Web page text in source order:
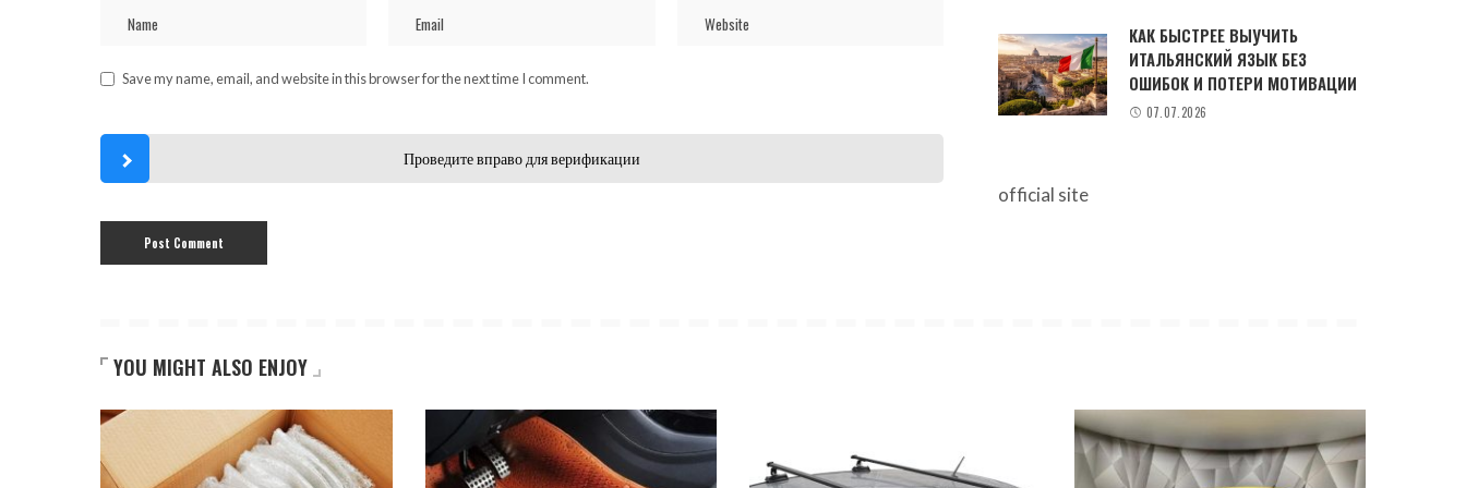
Save my name, email, and website in this browser for the next time I comment.
Проведите вправо для верификации
КАК БЫСТРЕЕ ВЫУЧИТЬ
ИТАЛЬЯНСКИЙ ЯЗЫК БЕЗ
ОШИБОК И ПОТЕРИ МОТИВАЦИИ
07.07.2026
official site
YOU MIGHT ALSO ENJOY